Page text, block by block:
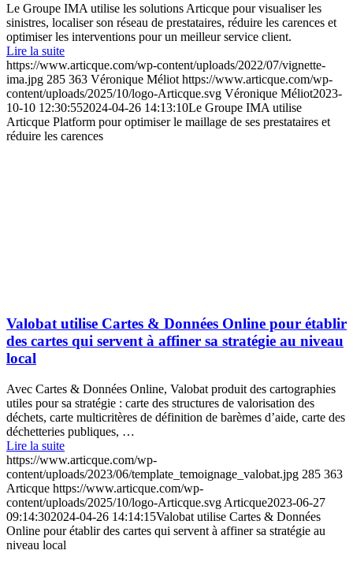
Le Groupe IMA utilise les solutions Articque pour visualiser les
sinistres, localiser son réseau de prestataires, réduire les carences et
optimiser les interventions pour un meilleur service client.
Lire la suite
https://www.articque.com/wp-content/uploads/2022/07/vignette-
ima.jpg 285 363 Véronique Méliot https://www.articque.com/wp-
content/uploads/2025/10/logo-Articque.svg Véronique Méliot2023-
10-10 12:30:552024-04-26 14:13:10Le Groupe IMA utilise
Articque Platform pour optimiser le maillage de ses prestataires et
réduire les carences
Valobat utilise Cartes & Données Online pour établir
des cartes qui servent à affiner sa stratégie au niveau
local
Avec Cartes & Données Online, Valobat produit des cartographies
utiles pour sa stratégie : carte des structures de valorisation des
déchets, carte multicritères de définition de barèmes d’aide, carte des
déchetteries publiques, …
Lire la suite
https://www.articque.com/wp-
content/uploads/2023/06/template_temoignage_valobat.jpg 285 363
Articque https://www.articque.com/wp-
content/uploads/2025/10/logo-Articque.svg Articque2023-06-27
09:14:302024-04-26 14:14:15Valobat utilise Cartes & Données
Online pour établir des cartes qui servent à affiner sa stratégie au
niveau local